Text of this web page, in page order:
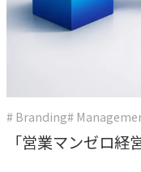
# Branding#
「営業マンゼロ